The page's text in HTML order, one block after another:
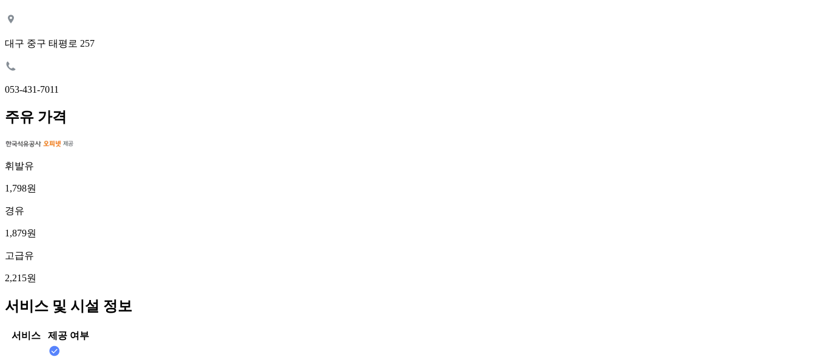
대구 중구 태평로 257
053-431-7011
주유 가격
휘발유
1,798원
경유
1,879원
고급유
2,215원
서비스 및 시설 정보
서비스 제공 여부